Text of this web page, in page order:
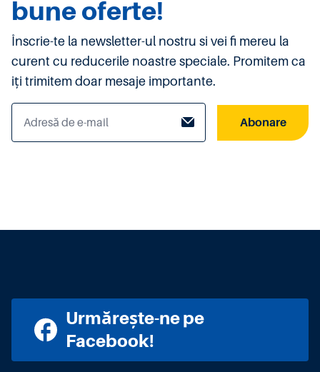
bune oferte!
Înscrie-te la newsletter-ul nostru si vei fi mereu la
curent cu reducerile noastre speciale. Promitem ca
iți trimitem doar mesaje importante.
Abonare
Urmărește-ne pe
Facebook!